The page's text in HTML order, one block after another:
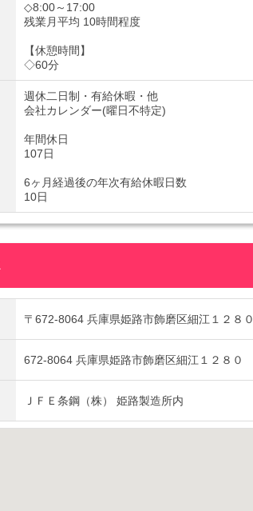
◇8:00～17:00
残業月平均 10時間程度
【休憩時間】
◇60分
週休二日制・有給休暇・他
会社カレンダー(曜日不特定)
年間休日
107日
6ヶ月経過後の年次有給休暇日数
10日
〒672-8064 兵庫県姫路市飾磨区細江１２８０
672-8064 兵庫県姫路市飾磨区細江１２８０
ＪＦＥ条鋼（株） 姫路製造所内